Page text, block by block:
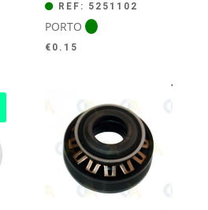
REF: 5251102
PORTO
€ 0.15